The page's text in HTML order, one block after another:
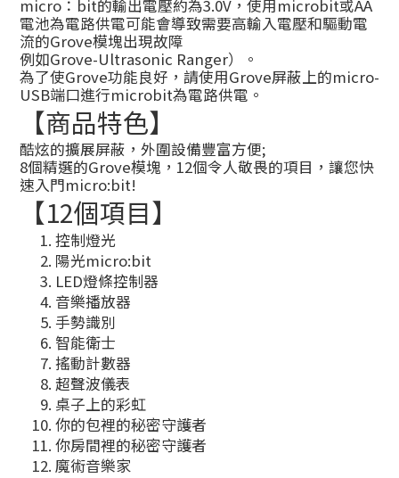
micro：bit的輸出電壓約為3.0V，使用microbit或AA
電池為電路供電可能會導致需要高輸入電壓和驅動電
流的Grove模塊出現故障
例如Grove-Ultrasonic Ranger）。
為了使Grove功能良好，請使用Grove屏蔽上的micro-
USB端口進行microbit為電路供電。
【商品特色】
酷炫的擴展屏蔽，外圍設備豐富方便;
8個精選的Grove模塊，12個令人敬畏的項目，讓您快
速入門micro:bit!
【12個項目】
控制燈光
陽光micro:bit
LED燈條控制器
音樂播放器
手勢識別
智能衛士
搖動計數器
超聲波儀表
桌子上的彩虹
你的包裡的秘密守護者
你房間裡的秘密守護者
魔術音樂家